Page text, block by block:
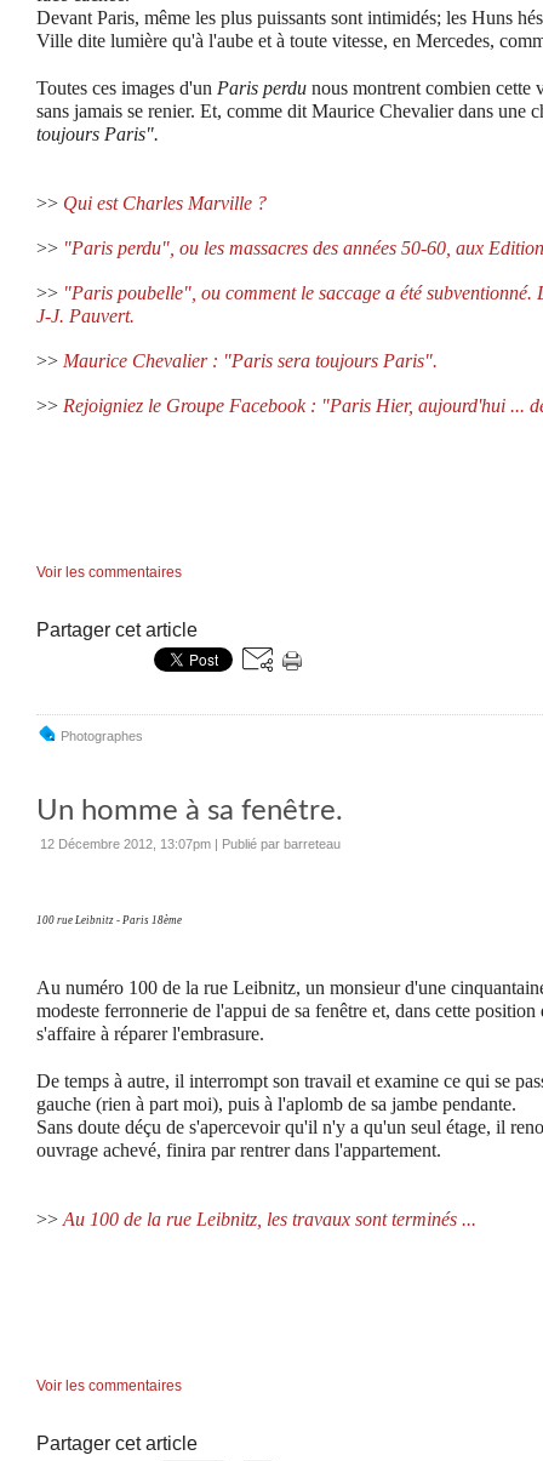
Devant Paris, même les plus puissants sont intimidés; les Huns
Ville dite lumière qu'à l'aube et à toute vitesse, en Mercedes,
Toutes ces images d'un Paris perdu nous montrent combien
sans jamais se renier. Et, comme dit Maurice Chevalier dans une
toujours Paris".
>> Qui est Charles Marville ?
>> "Paris perdu", ou les massacres des années 50-60, aux
>> "Paris poubelle", ou comment le saccage a été subventionné.
J-J. Pauvert.
>> Maurice Chevalier : "Paris sera toujours Paris".
>> Rejoigniez le Groupe Facebook : "Paris Hier, aujourd'hui ...
Voir les commentaires
Partager cet article
Photographes
Un homme à sa fenêtre.
12 Décembre 2012, 13:07pm Publié par barreteau
100 rue Leibnitz - Paris 18ème
Au numéro 100 de la rue Leibnitz, un monsieur d'une
modeste ferronnerie de l'appui de sa fenêtre et, dans cette
s'affaire à réparer l'embrasure.
De temps à autre, il interrompt son travail et examine ce qui se
gauche (rien à part moi), puis à l'aplomb de sa jambe pendante.
Sans doute déçu de s'apercevoir qu'il n'y a qu'un seul étage, il
ouvrage achevé, finira par rentrer dans l'appartement.
>> Au 100 de la rue Leibnitz, les travaux sont terminés ...
Voir les commentaires
Partager cet article